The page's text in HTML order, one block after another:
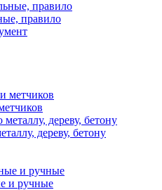
правило
дереву, бетону
и ручные